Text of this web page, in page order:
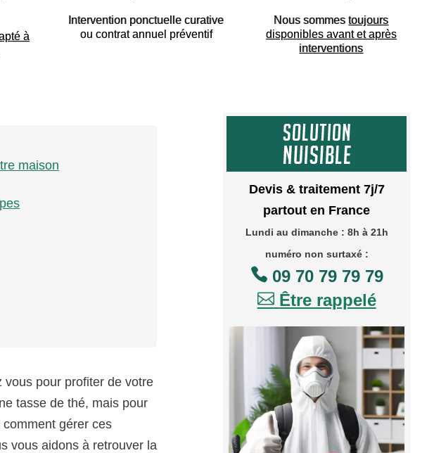
à
Intervention ponctuelle curative
ou contrat annuel préventif
Nous sommestoujours
disponibles avant et après
interventions
maison
vous pour profiter de votre
tasse de thé, mais pour
gérer ces
vous aidons à retrouver la
Devis & traitement 7j/7
partout en France
Lundi au dimanche : 8h à 21h
numéro non surtaxé :
09 70 79 79 79
 Être rappelé